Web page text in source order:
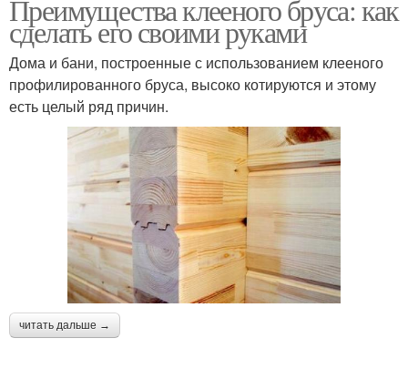
Преимущества клееного бруса: как
сделать его своими руками
Дома и бани, построенные с использованием клееного
профилированного бруса, высоко котируются и этому
есть целый ряд причин.
читать дальше →